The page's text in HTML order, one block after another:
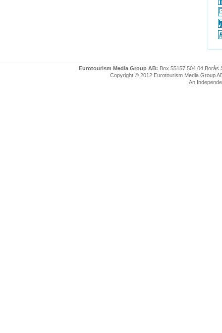
Eurotourism Media Group AB: Box 55157 504 04 Borås
Copyright © 2012 Eurotourism Media Group
An